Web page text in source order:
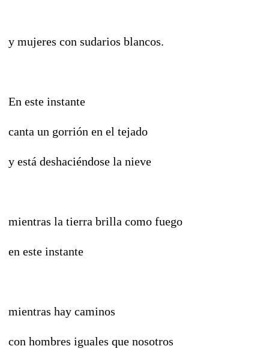
y mujeres con sudarios blancos.
En este instante
canta un gorrión en el tejado
y está deshaciéndose la nieve
mientras la tierra brilla como fuego
en este instante
mientras hay caminos
con hombres iguales que nosotros